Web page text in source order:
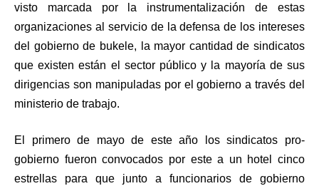
visto marcada por la instrumentalización de estas
organizaciones al servicio de la defensa de los intereses
del gobierno de bukele, la mayor cantidad de sindicatos
que existen están el sector público y la mayoría de sus
dirigencias son manipuladas por el gobierno a través del
ministerio de trabajo.
El primero de mayo de este año los sindicatos pro-
gobierno fueron convocados por este a un hotel cinco
estrellas para que junto a funcionarios de gobierno